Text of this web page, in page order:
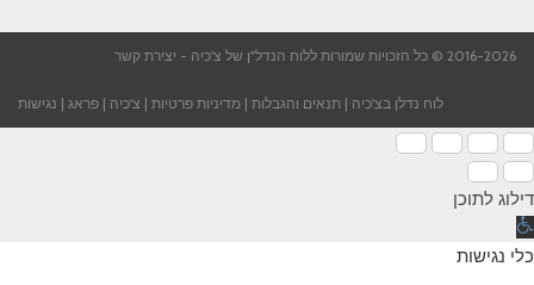
2016-2026 © כל הזכויות שמורות ללוח הנדל"ן של צ'כיה - יצירת קשר
לוח נדלן בצ'כיה | תנאים והגבלות | מדיניות פרטיות | צ'כיה | פראג | נגישות
דילוג לתוכן
פתח
סרגל
כלי נגישות